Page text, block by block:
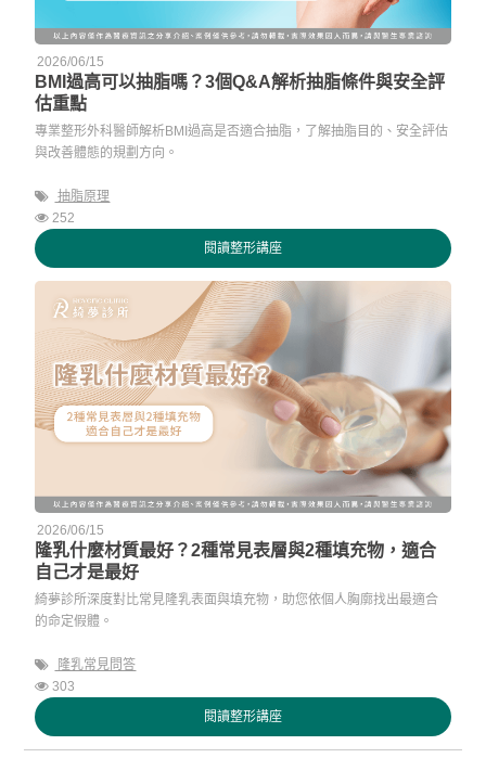
2026/06/15
BMI過高可以抽脂嗎？3個Q&A解析抽脂條件與安全評
估重點
專業整形外科醫師解析BMI過高是否適合抽脂，了解抽脂目的、安全評估
與改善體態的規劃方向。
抽脂原理
252
閱讀整形講座
2026/06/15
隆乳什麼材質最好？2種常見表層與2種填充物，適合
自己才是最好
綺夢診所深度對比常見隆乳表面與填充物，助您依個人胸廓找出最適合
的命定假體。
隆乳常見問答
303
閱讀整形講座